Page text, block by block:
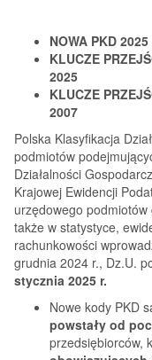
NOWA PKD
KLUCZE
2025
KLUCZE
2007
Polska Klasyfikacja
podmiotów
Działalności
Krajowej Ewidencji
urzędowego
także w statystyce,
rachunkowości
grudnia 2024 r., Dz.U.
stycznia 2025 r.
Nowe kody PKD
powstały od
przedsiębiorców,